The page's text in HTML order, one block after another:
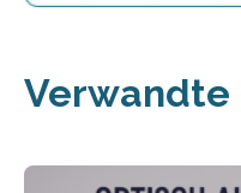
Verwandte